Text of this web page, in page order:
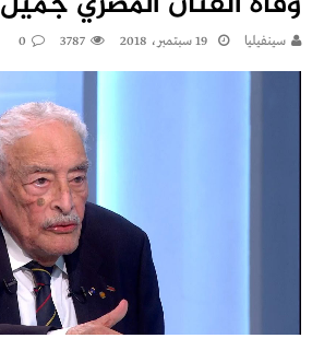
سينفيليا 19 سبتمبر، 2018 3787
0